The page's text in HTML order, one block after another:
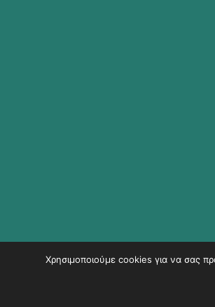
Χρησιμοποιούμε cookies για να σας